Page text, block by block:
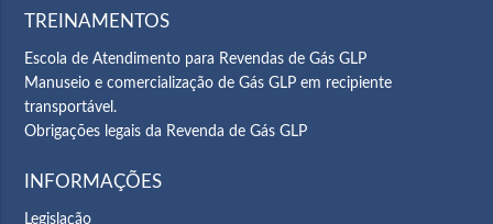
TREINAMENTOS
Escola de Atendimento para Revendas de Gás GLP
Manuseio e comercialização de Gás GLP em recipiente
transportável.
Obrigações legais da Revenda de Gás GLP
INFORMAÇÕES
Legislação